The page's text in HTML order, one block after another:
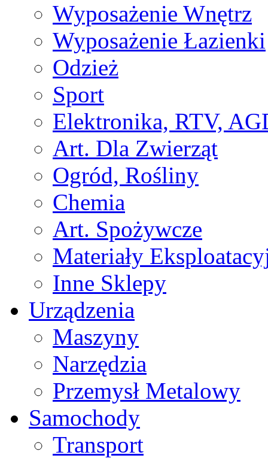
Wyposażenie Wnętrz
Wyposażenie Łazienki
Odzież
Sport
Elektronika, RTV,
Art. Dla Zwierząt
Ogród, Rośliny
Chemia
Art. Spożywcze
Materiały
Inne Sklepy
Urządzenia
Maszyny
Narzędzia
Przemysł Metalowy
Samochody
Transport